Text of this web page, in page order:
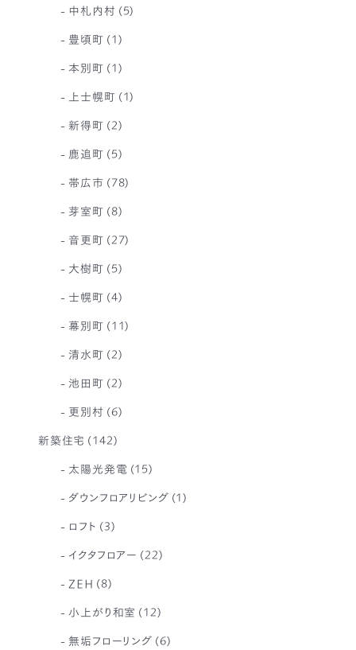
中札内村 (5)
豊頃町 (1)
本別町 (1)
上士幌町 (1)
新得町 (2)
鹿追町 (5)
帯広市 (78)
芽室町 (8)
音更町 (27)
大樹町 (5)
士幌町 (4)
幕別町 (11)
清水町 (2)
池田町 (2)
更別村 (6)
新築住宅 (142)
太陽光発電 (15)
ダウンフロアリビング (1)
ロフト (3)
イクタフロアー (22)
ZEH (8)
小上がり和室 (12)
無垢フローリング (6)